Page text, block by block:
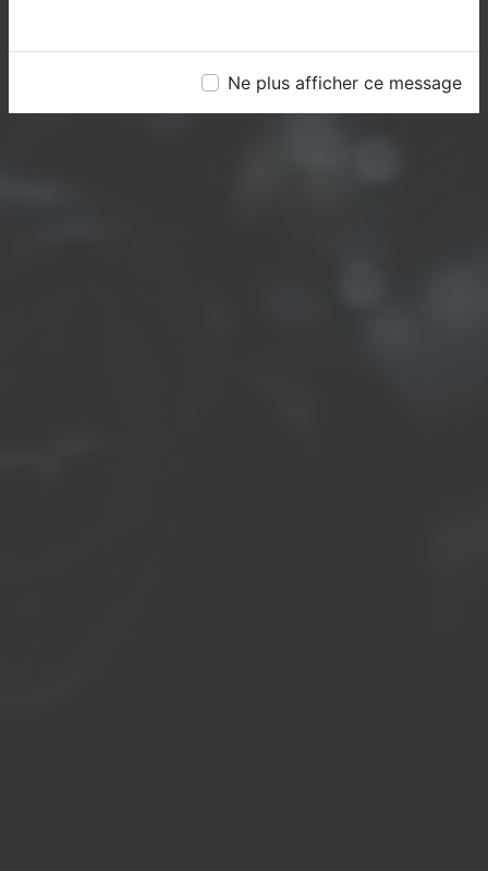
Ne plus afficher ce message